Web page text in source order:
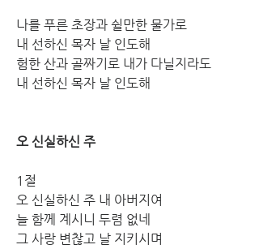
나를 푸른 초장과 쉴만한 물가로
내 선하신 목자 날 인도해
험한 산과 골짜기로 내가 다닐지라도
내 선하신 목자 날 인도해
오 신실하신 주
1절
오 신실하신 주 내 아버지여
늘 함께 계시니 두렴 없네
그 사랑 변찮고 날 지키시며